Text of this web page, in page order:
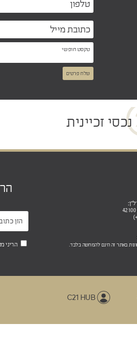
שלח פרטים
נכסי זכיינית
באתר זה הינם להמחשה בלבד.
הריני
C21 HUB